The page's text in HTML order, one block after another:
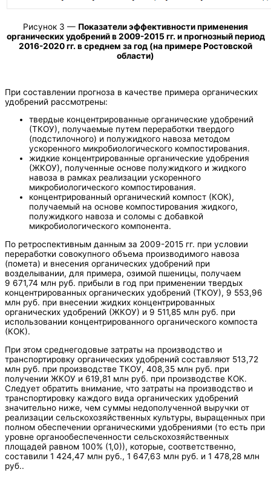
Рисунок 3 — Показатели эффективности применения
органических удобрений в 2009-2015 гг. и прогнозный период
2016-2020 гг. в среднем за год (на примере Ростовской
области)
При составлении прогноза в качестве примера органических
удобрений рассмотрены:
твердые концентрированные органические удобрений
(ТКОУ), получаемые путем переработки твердого
(подстилочного) и полужидкого навоза методом
ускоренного микробиологического компостирования.
жидкие концентрированные органические удобрения
(ЖКОУ), полученные основе полужидкого и жидкого
навоза в рамках реализации ускоренного
микробиологического компостирования.
концентрированный органический компост (КОК),
получаемый на основе компостирования жидкого,
полужидкого навоза и соломы с добавкой
микробиологического компонента.
По ретроспективным данным за 2009-2015 гг. при условии
переработки совокупного объема производимого навоза
(помета) и внесения органических удобрений при
возделывании, для примера, озимой пшеницы, получаем
9 671,74 млн руб. прибыли в год при применении твердых
концентрированных органических удобрений (ТКОУ), 9 553,96
млн руб. при внесении жидких концентрированных
органических удобрений (ЖКОУ) и 9 511,85 млн руб. при
использовании концентрированного органического компоста
(КОК).
При этом среднегодовые затраты на производство и
транспортировку органических удобрений составляют 513,72
млн руб. при производстве ТКОУ, 408,35 млн руб. при
получении ЖКОУ и 619,81 млн руб. при производстве КОК.
Следует обратить внимание, что затраты на производство и
транспортировку каждого вида органических удобрений
значительно ниже, чем суммы недополученной выручки от
реализации сельскохозяйственных культуры, выращенных при
полном обеспечении органическими удобрениями (то есть при
уровне органообеспеченности сельскохозяйственных
площадей равном 100% (1,0)), которые, соответственно,
составили 1 424,47 млн руб., 1 647,63 млн руб. и 1 478,28 млн
руб..